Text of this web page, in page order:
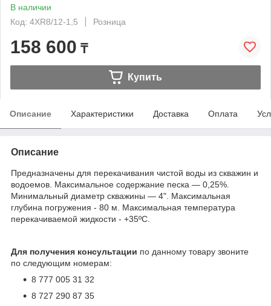
В наличии
Код: 4XR8/12-1,5
Розница
158 600 ₸
Купить
Описание Характеристики Доставка Оплата
Описание
Предназначены для перекачивания чистой воды из скважин и
водоемов. Максимальное содержание песка — 0,25%.
Минимальный диаметр скважины — 4". Максимальная
глубина погружения - 80 м. Максимальная температура
перекачиваемой жидкости - +35ºС.
Для получения консультации по данному товару звоните
по следующим номерам:
8 777 005 31 32
8 727 290 87 35